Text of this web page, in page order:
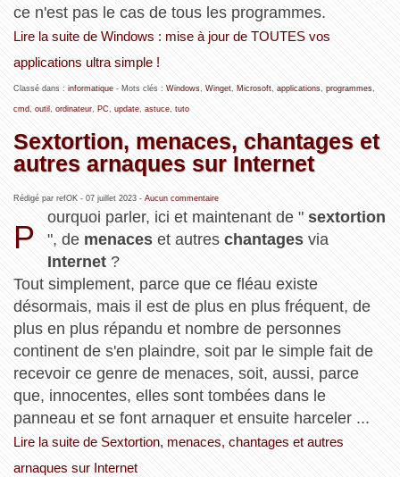
ce n'est pas le cas de tous les programmes.
Lire la suite de Windows : mise à jour de TOUTES vos
applications ultra simple !
Classé dans : informatique- Mots clés : Windows, Winget, Microsoft, applications, programmes,
cmd, outil , ordinateur, PC, update, astuce, tuto
Sextortion, menaces, chantages et
autres arnaques sur Internet
Rédigé par refOK - 07 juillet 2023- Aucun commentaire
P
ourquoi parler, ici et maintenant de "sextortion
", de menaceset autreschantages via
Internet ?
Tout simplement, parce que ce fléau existe
désormais, mais il est de plus en plus fréquent, de
plus en plus répandu et nombre de personnes
continent de s'en plaindre, soit par le simple fait de
recevoir ce genre de menaces, soit, aussi, parce
que, innocentes, elles sont tombées dans le
panneau et se font arnaquer et ensuite harceler ...
Lire la suite de Sextortion, menaces, chantages et autres
arnaques sur Internet